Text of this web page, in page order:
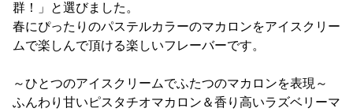
群！」と選びました。
春にぴったりのパステルカラーのマカロンをアイスクリー
ムで楽しんで頂ける楽しいフレーバーです。
～ひとつのアイスクリームでふたつのマカロンを表現～
ふんわり甘いピスタチオマカロン＆香り高いラズベリーマ